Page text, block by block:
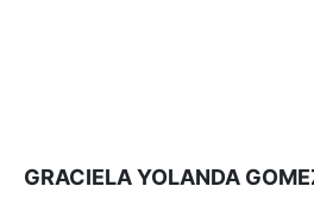
GRACIELA YOLANDA